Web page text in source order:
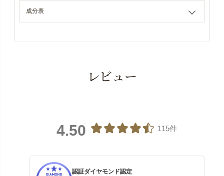
成分表
レビュー
4.50 115件
認証ダイヤモンド認定